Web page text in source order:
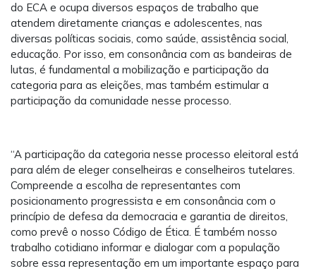
do ECA e ocupa diversos espaços de trabalho que
atendem diretamente crianças e adolescentes, nas
diversas políticas sociais, como saúde, assistência social,
educação. Por isso, em consonância com as bandeiras de
lutas, é fundamental a mobilização e participação da
categoria para as eleições, mas também estimular a
participação da comunidade nesse processo.
“A participação da categoria nesse processo eleitoral está
para além de eleger conselheiras e conselheiros tutelares.
Compreende a escolha de representantes com
posicionamento progressista e em consonância com o
princípio de defesa da democracia e garantia de direitos,
como prevê o nosso Código de Ética. É também nosso
trabalho cotidiano informar e dialogar com a população
sobre essa representação em um importante espaço para